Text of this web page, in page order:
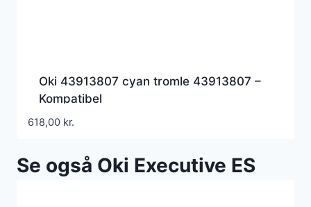
Oki 43913807 cyan tromle 43913807 –
Kompatibel
618,00 kr.
Se også Oki Executive ES